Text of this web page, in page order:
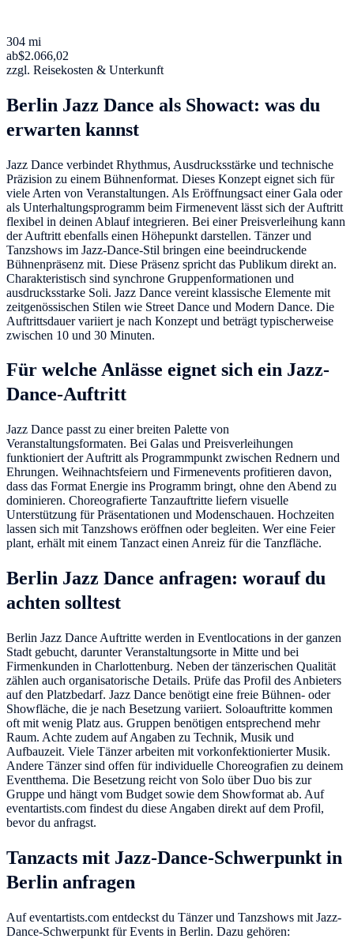
304 mi
ab$2.066,02
zzgl. Reisekosten & Unterkunft
Berlin Jazz Dance als Showact: was du
erwarten kannst
Jazz Dance verbindet Rhythmus, Ausdrucksstärke und technische
Präzision zu einem Bühnenformat. Dieses Konzept eignet sich für
viele Arten von Veranstaltungen. Als Eröffnungsact einer Gala oder
als Unterhaltungsprogramm beim Firmenevent lässt sich der Auftritt
flexibel in deinen Ablauf integrieren. Bei einer Preisverleihung kann
der Auftritt ebenfalls einen Höhepunkt darstellen. Tänzer und
Tanzshows im Jazz-Dance-Stil bringen eine beeindruckende
Bühnenpräsenz mit. Diese Präsenz spricht das Publikum direkt an.
Charakteristisch sind synchrone Gruppenformationen und
ausdrucksstarke Soli. Jazz Dance vereint klassische Elemente mit
zeitgenössischen Stilen wie Street Dance und Modern Dance. Die
Auftrittsdauer variiert je nach Konzept und beträgt typischerweise
zwischen 10 und 30 Minuten.
Für welche Anlässe eignet sich ein Jazz-
Dance-Auftritt
Jazz Dance passt zu einer breiten Palette von
Veranstaltungsformaten. Bei Galas und Preisverleihungen
funktioniert der Auftritt als Programmpunkt zwischen Rednern und
Ehrungen. Weihnachtsfeiern und Firmenevents profitieren davon,
dass das Format Energie ins Programm bringt, ohne den Abend zu
dominieren. Choreografierte Tanzauftritte liefern visuelle
Unterstützung für Präsentationen und Modenschauen. Hochzeiten
lassen sich mit Tanzshows eröffnen oder begleiten. Wer eine Feier
plant, erhält mit einem Tanzact einen Anreiz für die Tanzfläche.
Berlin Jazz Dance anfragen: worauf du
achten solltest
Berlin Jazz Dance Auftritte werden in Eventlocations in der ganzen
Stadt gebucht, darunter Veranstaltungsorte in Mitte und bei
Firmenkunden in Charlottenburg. Neben der tänzerischen Qualität
zählen auch organisatorische Details. Prüfe das Profil des Anbieters
auf den Platzbedarf. Jazz Dance benötigt eine freie Bühnen- oder
Showfläche, die je nach Besetzung variiert. Soloauftritte kommen
oft mit wenig Platz aus. Gruppen benötigen entsprechend mehr
Raum. Achte zudem auf Angaben zu Technik, Musik und
Aufbauzeit. Viele Tänzer arbeiten mit vorkonfektionierter Musik.
Andere Tänzer sind offen für individuelle Choreografien zu deinem
Eventthema. Die Besetzung reicht von Solo über Duo bis zur
Gruppe und hängt vom Budget sowie dem Showformat ab. Auf
eventartists.com findest du diese Angaben direkt auf dem Profil,
bevor du anfragst.
Tanzacts mit Jazz-Dance-Schwerpunkt in
Berlin anfragen
Auf eventartists.com entdeckst du Tänzer und Tanzshows mit Jazz-
Dance-Schwerpunkt für Events in Berlin. Dazu gehören: